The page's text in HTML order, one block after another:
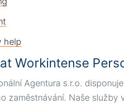
help
Workintense
Agentura s.r.o.
zaměstnávání. Naše služby